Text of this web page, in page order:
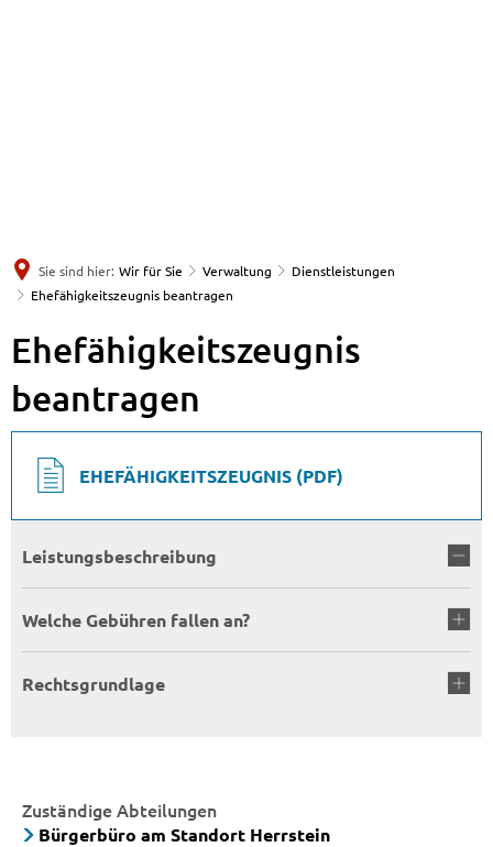
Sie sind hier: Wir für Sie Verwaltung
Dienstleistungen
Ehefähigkeitszeugnis beantragen
Ehefähigkeitszeugnis
beantragen
EHEFÄHIGKEITSZEUGNIS (PDF)
Leistungsbeschreibung
Welche Gebühren fallen an?
Rechtsgrundlage
Zuständige Abteilungen
Bürgerbüro am Standort Herrstein